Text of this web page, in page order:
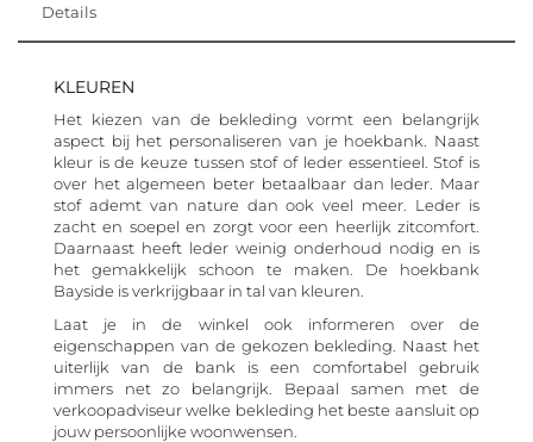
Details
KLEUREN
Het kiezen van de bekleding vormt een belangrijk
aspect bij het personaliseren van je hoekbank. Naast
kleur is de keuze tussen stof of leder essentieel. Stof is
over het algemeen beter betaalbaar dan leder. Maar
stof ademt van nature dan ook veel meer. Leder is
zacht en soepel en zorgt voor een heerlijk zitcomfort.
Daarnaast heeft leder weinig onderhoud nodig en is
het gemakkelijk schoon te maken. De hoekbank
Bayside is verkrijgbaar in tal van kleuren.
Laat je in de winkel ook informeren over de
eigenschappen van de gekozen bekleding. Naast het
uiterlijk van de bank is een comfortabel gebruik
immers net zo belangrijk. Bepaal samen met de
verkoopadviseur welke bekleding het beste aansluit op
jouw persoonlijke woonwensen.